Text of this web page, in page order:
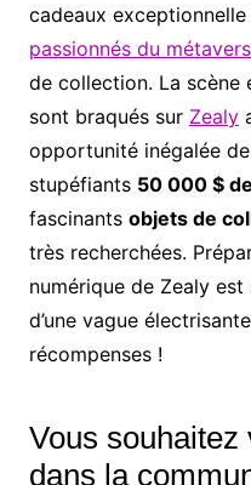
cadeaux
passionnés du métavers
de collection. La scène
sont braqués sur Zealy
opportunité inégalée
stupéfiants 50 000 $
fascinants objets de
très recherchées.
numérique de Zealy
d’une vague
récompenses !
Vous
dans la